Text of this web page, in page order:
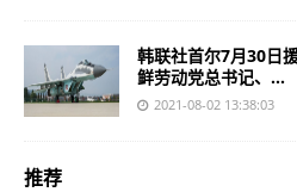
韩联社首尔7月30日
鲜劳动党总书记、...
2021-08-02 13:38:03
推荐